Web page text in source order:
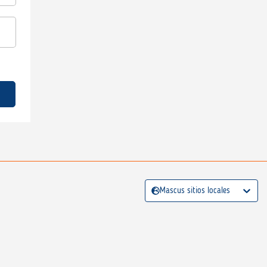
Mascus sitios locales